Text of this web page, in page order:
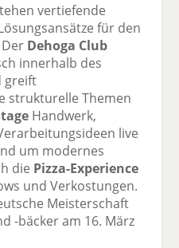
vertiefende
für den
Dehoga Club
innerhalb des
greift
strukturelle Themen
Handwerk,
live
um modernes
die Pizza-Experience
und Verkostungen.
Meisterschaft
-bäcker am 16. März